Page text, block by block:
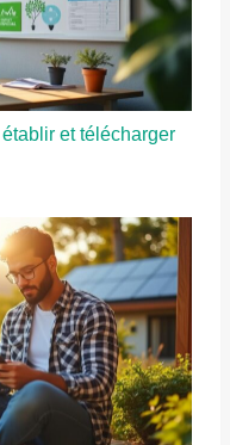
et télécharger